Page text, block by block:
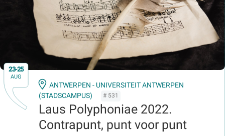
23-25
AUG
ANTWERPEN - UNIVERSITEIT ANTWERPEN
(STADSCAMPUS)
# 531
Laus Polyphoniae 2022.
Contrapunt, punt voor punt